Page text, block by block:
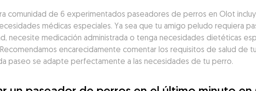
comunidad de 6 experimentados paseadores de perros en Olot
médicas especiales. Ya sea que tu amigo peludo requiera
necesite medicación administrada o tenga necesidades dietéticas
encarecidamente comentar los requisitos de salud de
paseo se adapte perfectamente a las necesidades de tu perro.